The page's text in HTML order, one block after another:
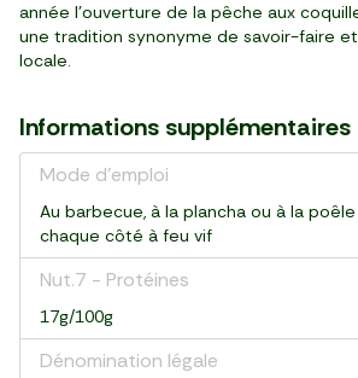
année l’ouverture de la pêche aux
une tradition synonyme de savoir-faire
locale.
Informations supplémentaires
Mode d'emploi
Au barbecue, à la plancha ou à la
chaque côté à feu vif
Nut.7 - Protéines
17g/100g
Dénomination légale